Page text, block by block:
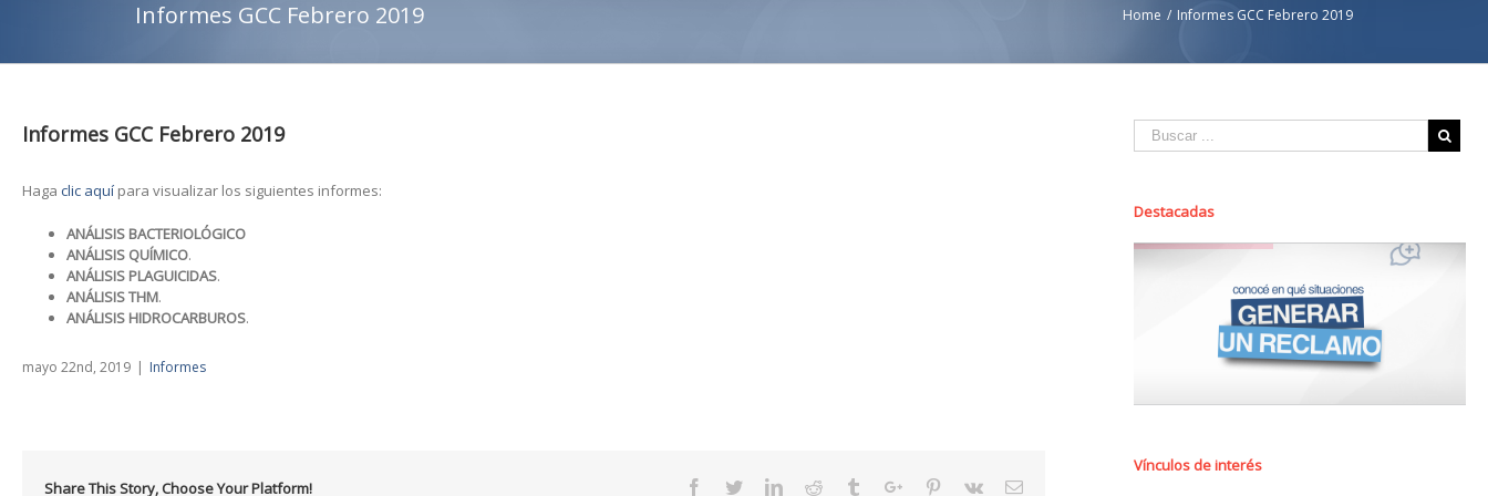
Informes GCC Febrero 2019 Home / Informes GCC Febrero 2019
Informes GCC Febrero 2019
Haga clic aquí para visualizar los siguientes informes:
ANÁLISIS BACTERIOLÓGICO
ANÁLISIS QUÍMICO.
ANÁLISIS PLAGUICIDAS.
ANÁLISIS THM.
ANÁLISIS HIDROCARBUROS.
mayo 22nd, 2019 | Informes
Share This Story, Choose Your Platform! Facebook
TwitterLinkedinReddit TumblrGoogle+Pinterest
Vk Email
Destacadas
Vínculos de interés